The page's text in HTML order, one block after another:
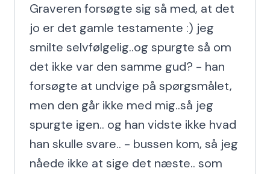
Graveren forsøgte sig så med, at det
jo er det gamle testamente :) jeg
smilte selvfølgelig..og spurgte så om
det ikke var den samme gud? - han
forsøgte at undvige på spørgsmålet,
men den går ikke med mig..så jeg
spurgte igen.. og han vidste ikke hvad
han skulle svare.. - bussen kom, så jeg
nåede ikke at sige det næste.. som